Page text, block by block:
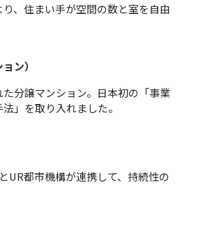
、住まい手が空間の数と室を自由
ン）
分譲マンション。日本初の「事業
」を取り入れました。
UR都市機構が連携して、持続性の